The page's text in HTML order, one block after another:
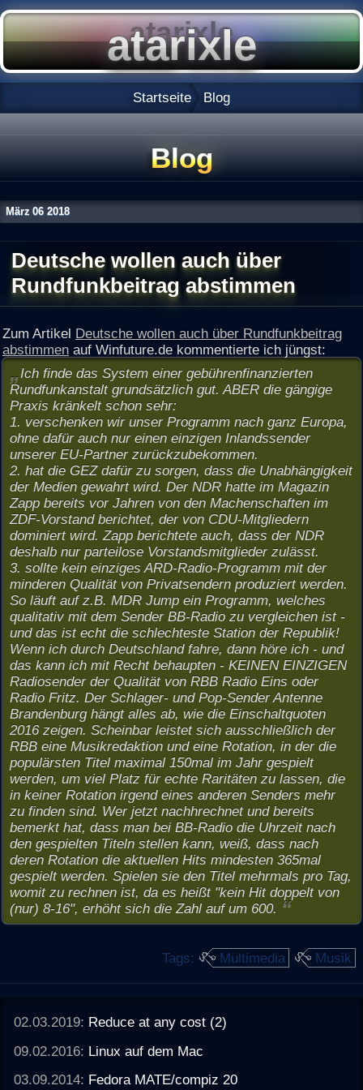
Startseite Blog
Blog
März 06 2018
Deutsche wollen auch über
Rundfunkbeitrag abstimmen
Zum Artikel Deutsche wollen auch über Rundfunkbeitrag
abstimmen auf Winfuture.de kommentierte ich jüngst:
Ich finde das System einer gebührenfinanzierten
Rundfunkanstalt grundsätzlich gut. ABER die gängige
Praxis kränkelt schon sehr:
1. verschenken wir unser Programm nach ganz Europa,
ohne dafür auch nur einen einzigen Inlandssender
unserer EU-Partner zurückzubekommen.
2. hat die GEZ dafür zu sorgen, dass die Unabhängigkeit
der Medien gewahrt wird. Der NDR hatte im Magazin
Zapp bereits vor Jahren von den Machenschaften im
ZDF-Vorstand berichtet, der von CDU-Mitgliedern
dominiert wird. Zapp berichtete auch, dass der NDR
deshalb nur parteilose Vorstandsmitglieder zulässt.
3. sollte kein einziges ARD-Radio-Programm mit der
minderen Qualität von Privatsendern produziert werden.
So läuft auf z.B. MDR Jump ein Programm, welches
qualitativ mit dem Sender BB-Radio zu vergleichen ist -
und das ist echt die schlechteste Station der Republik!
Wenn ich durch Deutschland fahre, dann höre ich - und
das kann ich mit Recht behaupten - KEINEN EINZIGEN
Radiosender der Qualität von RBB Radio Eins oder
Radio Fritz. Der Schlager- und Pop-Sender Antenne
Brandenburg hängt alles ab, wie die Einschaltquoten
2016 zeigen. Scheinbar leistet sich ausschließlich der
RBB eine Musikredaktion und eine Rotation, in der die
populärsten Titel maximal 150mal im Jahr gespielt
werden, um viel Platz für echte Raritäten zu lassen, die
in keiner Rotation irgend eines anderen Senders mehr
zu finden sind. Wer jetzt nachhrechnet und bereits
bemerkt hat, dass man bei BB-Radio die Uhrzeit nach
den gespielten Titeln stellen kann, weiß, dass nach
deren Rotation die aktuellen Hits mindesten 365mal
gespielt werden. Spielen sie den Titel mehrmals pro Tag,
womit zu rechnen ist, da es heißt "kein Hit doppelt von
(nur) 8-16", erhöht sich die Zahl auf um 600.
Tags: Multimedia Musik
02.03.2019: Reduce at any cost (2)
09.02.2016: Linux auf dem Mac
03.09.2014: Fedora MATE/compiz 20